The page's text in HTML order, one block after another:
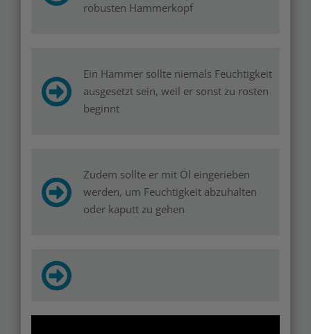
robusten Hammerkopf
Ein Hammer sollte niemals Feuchtigkeit
ausgesetzt sein, weil er sonst zu rosten
beginnt
Zudem sollte er mit Öl eingerieben
werden, um Feuchtigkeit abzuhalten
oder kaputt zu gehen